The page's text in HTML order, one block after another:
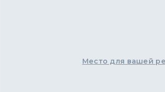
Место для вашей